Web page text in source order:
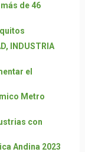
de 46
INDUSTRIA
el
Metro
con
Andina 2023